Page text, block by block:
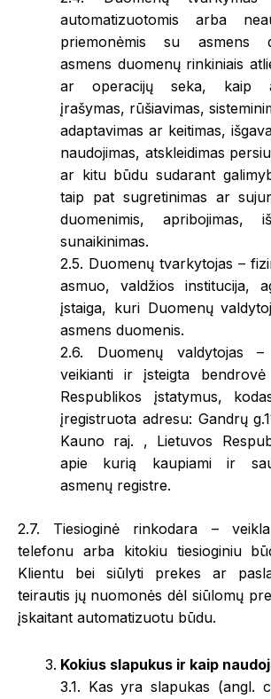
automatizuotomis arba
priemonėmis su asmens
asmens duomenų rinkiniais
ar operacijų seka, kaip
įrašymas, rūšiavimas,
adaptavimas ar keitimas,
naudojimas, atskleidimas
ar kitu būdu sudarant
taip pat sugretinimas ar
duomenimis, apribojimas,
sunaikinimas.
2.5. Duomenų tvarkytojas –
asmuo, valdžios institucija,
įstaiga, kuri Duomenų
asmens duomenis.
2.6. Duomenų valdytojas –
veikianti ir įsteigta
Respublikos įstatymus,
įregistruota adresu: Gandrų
Kauno raj. , Lietuvos
apie kurią kaupiami ir
asmenų registre.
2.7. Tiesioginė rinkodara –
telefonu arba kitokiu tiesioginiu
Klientu bei siūlyti prekes ar
teirautis jų nuomonės dėl siūlomų
įskaitant automatizuotu būdu.
Kokius slapukus ir kaip
3.1. Kas yra slapukas (angl.